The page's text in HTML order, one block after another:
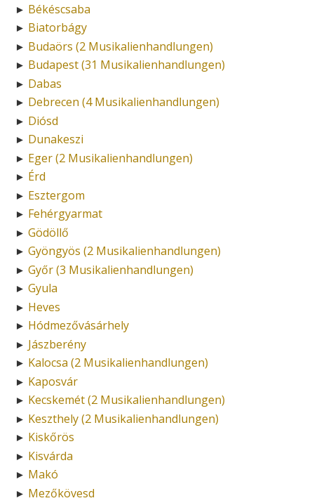
► Békéscsaba
► Biatorbágy
► Budaörs (2 Musikalienhandlungen)
► Budapest (31 Musikalienhandlungen)
► Dabas
► Debrecen (4 Musikalienhandlungen)
► Diósd
► Dunakeszi
► Eger (2 Musikalienhandlungen)
► Érd
► Esztergom
► Fehérgyarmat
► Gödöllő
► Gyöngyös (2 Musikalienhandlungen)
► Győr (3 Musikalienhandlungen)
► Gyula
► Heves
► Hódmezővásárhely
► Jászberény
► Kalocsa (2 Musikalienhandlungen)
► Kaposvár
► Kecskemét (2 Musikalienhandlungen)
► Keszthely (2 Musikalienhandlungen)
► Kiskőrös
► Kisvárda
► Makó
► Mezőkövesd